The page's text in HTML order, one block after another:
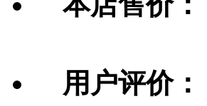
用户评价：